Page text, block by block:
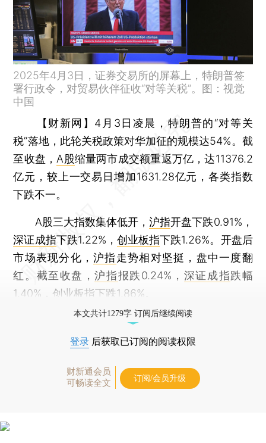
2025年4月3日，证券交易所的屏幕上，特朗普签
署行政令，对贸易伙伴征收“对等关税”。图：视觉
中国
【财新网】 4月3日凌晨，特朗普的“对等关
税”落地，此轮关税政策对华加征的规模达54%。截
至收盘， A股缩量两市成交额重返万亿，达11376.2
亿元，较上一交易日增加1631.28亿元，各类指数
下跌不一。
A股三大指数集体低开，沪指开盘下跌0.91%，
深证成指下跌1.22%， 创业板指下跌1.26%。开盘后
市场表现分化，沪指走势相对坚挺，盘中一度翻
红。截至收盘，沪指报跌0.24%， 深证成指跌幅
1.40%， 创业板指下跌1.86%。
本文共计1279字 订阅后继续阅读
登录 后获取已订阅的阅读权限
财新通会员
可畅读全文
订阅/会员升级